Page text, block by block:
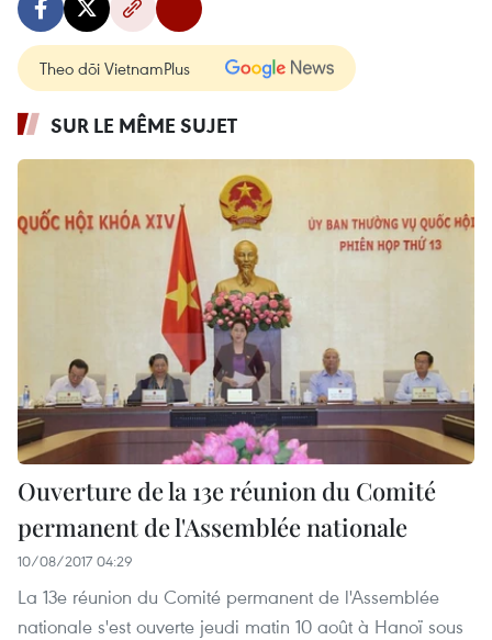
Theo dõi VietnamPlus
SUR LE MÊME SUJET
Ouverture de la 13e réunion du Comité
permanent de l'Assemblée nationale
10/08/2017 04:29
La 13e réunion du Comité permanent de l'Assemblée
nationale s'est ouverte jeudi matin 10 août à Hanoï sous